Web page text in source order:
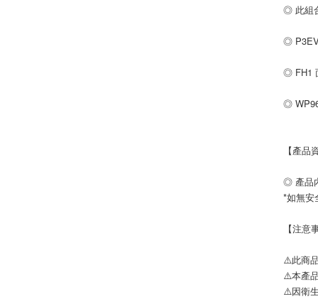
◎ 此組
◎
◎ FH1
◎
【產品
◎ 產品
*如無安
【注意
⚠️此商
⚠️本產
⚠️因衛